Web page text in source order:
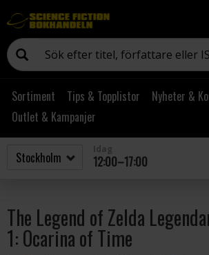
Sortiment Tips & Topplistor
Nyheter &
Outlet & Kampanjer
12:00–17:00
The Legend of Zelda
1: Ocarina of Time